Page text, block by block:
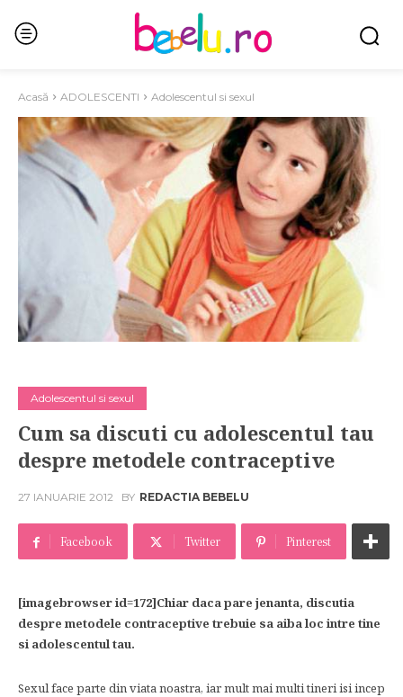
Acasă ADOLESCENTI Adolescentul si sexul
Adolescentul si sexul
Cum sa discuti cu adolescentul tau
despre metodele contraceptive
27 IANUARIE 2012 BY REDACTIA BEBELU
Facebook Twitter Pinterest
[imagebrowser id=172]Chiar daca pare jenanta, discutia
despre metodele contraceptive trebuie sa aiba loc intre tine
si adolescentul tau.
Sexul face parte din viata noastra, iar mult mai multi tineri isi incep